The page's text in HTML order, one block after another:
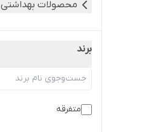
محصولات بهداشتی
برند
متفرقه